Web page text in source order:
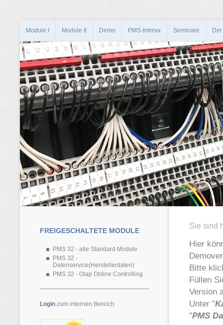
Module I Module II Demo PMS-Intrexx Seminare
FREIGESCHALTETE MODULE
PMS 32 - alle Standard Module
PMS 32 -
Datenservice(Herstellerdaten)
PMS 32 - Olap Online Controlling
Login zum internen Bereich
Sie sind
Hier
Bitte
Füllen
Version
Unter "
"PMS